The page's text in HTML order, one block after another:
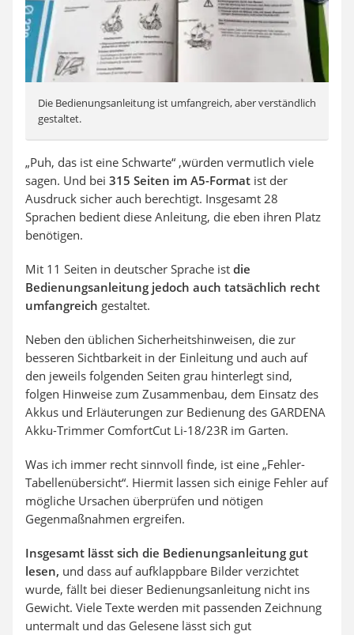
Die Bedienungsanleitung ist umfangreich, aber verständlich
gestaltet.
„Puh, das ist eine Schwarte“ ,würden vermutlich viele
sagen. Und bei 315 Seiten im A5-Format ist der
Ausdruck sicher auch berechtigt. Insgesamt 28
Sprachen bedient diese Anleitung, die eben ihren Platz
benötigen.
Mit 11 Seiten in deutscher Sprache ist die
Bedienungsanleitung jedoch auch tatsächlich recht
umfangreich gestaltet.
Neben den üblichen Sicherheitshinweisen, die zur
besseren Sichtbarkeit in der Einleitung und auch auf
den jeweils folgenden Seiten grau hinterlegt sind,
folgen Hinweise zum Zusammenbau, dem Einsatz des
Akkus und Erläuterungen zur Bedienung des GARDENA
Akku-Trimmer ComfortCut Li-18/23R im Garten.
Was ich immer recht sinnvoll finde, ist eine „Fehler-
Tabellenübersicht“. Hiermit lassen sich einige Fehler auf
mögliche Ursachen überprüfen und nötigen
Gegenmaßnahmen ergreifen.
Insgesamt lässt sich die Bedienungsanleitung gut
lesen, und dass auf aufklappbare Bilder verzichtet
wurde, fällt bei dieser Bedienungsanleitung nicht ins
Gewicht. Viele Texte werden mit passenden Zeichnung
untermalt und das Gelesene lässt sich gut